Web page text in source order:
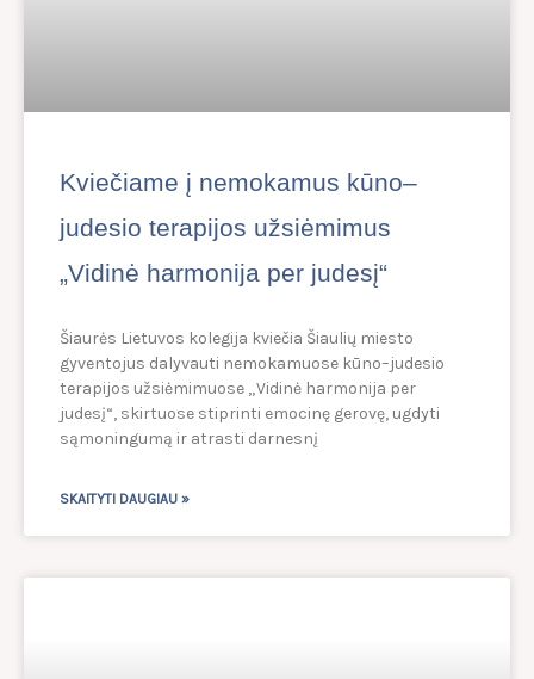
Kviečiame į nemokamus kūno–
judesio terapijos užsiėmimus
„Vidinė harmonija per judesį“
Šiaurės Lietuvos kolegija kviečia Šiaulių miesto
gyventojus dalyvauti nemokamuose kūno–judesio
terapijos užsiėmimuose „Vidinė harmonija per
judesį“, skirtuose stiprinti emocinę gerovę, ugdyti
sąmoningumą ir atrasti darnesnį
SKAITYTI DAUGIAU »